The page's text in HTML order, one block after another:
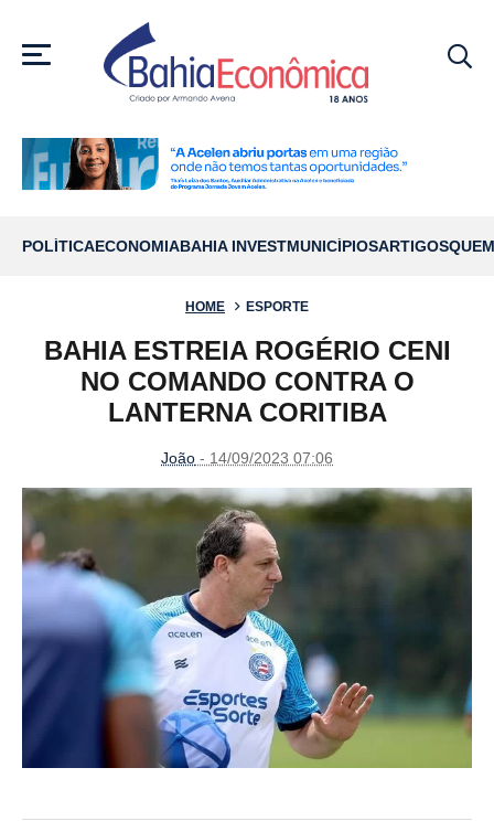
MENU
POLÍTICAECONOMIABAHIA INVESTMUNICÍPIOSARTIGOS
HOME ESPORTE
BAHIA ESTREIA ROGÉRIO CENI
NO COMANDO CONTRA O
LANTERNA CORITIBA
João - 14/09/2023 07:06